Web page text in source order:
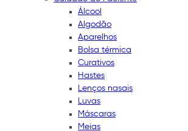
Álcool
Algodão
Aparelhos
Bolsa térmica
Curativos
Hastes
Lenços nasais
Luvas
Máscaras
Meias